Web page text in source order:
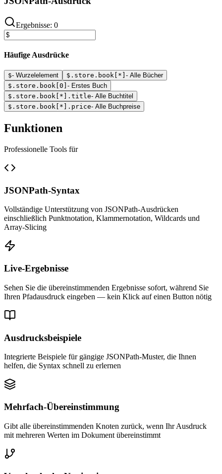
Ergebnisse: 0
Häufige Ausdrücke
$- Wurzelelement $.store.book[*] - Alle Bücher
$.store.book[0] - Erstes Buch
$.store.book[*].title- Alle Buchtitel
$.store.book[*].price- Alle Buchpreise
Funktionen
Professionelle Tools für
JSONPath-Syntax
Vollständige Unterstützung von JSONPath-Ausdrücken
einschließlich Punktnotation, Klammernotation, Wildcards und
Array-Slicing
Live-Ergebnisse
Sehen Sie die übereinstimmenden Ergebnisse sofort, während Sie
Ihren Pfadausdruck eingeben — kein Klick auf einen Button nötig
Ausdrucksbeispiele
Integrierte Beispiele für gängige JSONPath-Muster, die Ihnen
helfen, die Syntax schnell zu erlernen
Mehrfach-Übereinstimmung
Gibt alle übereinstimmenden Knoten zurück, wenn Ihr Ausdruck
mit mehreren Werten im Dokument übereinstimmt